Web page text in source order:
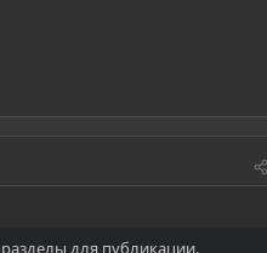
для публикации.